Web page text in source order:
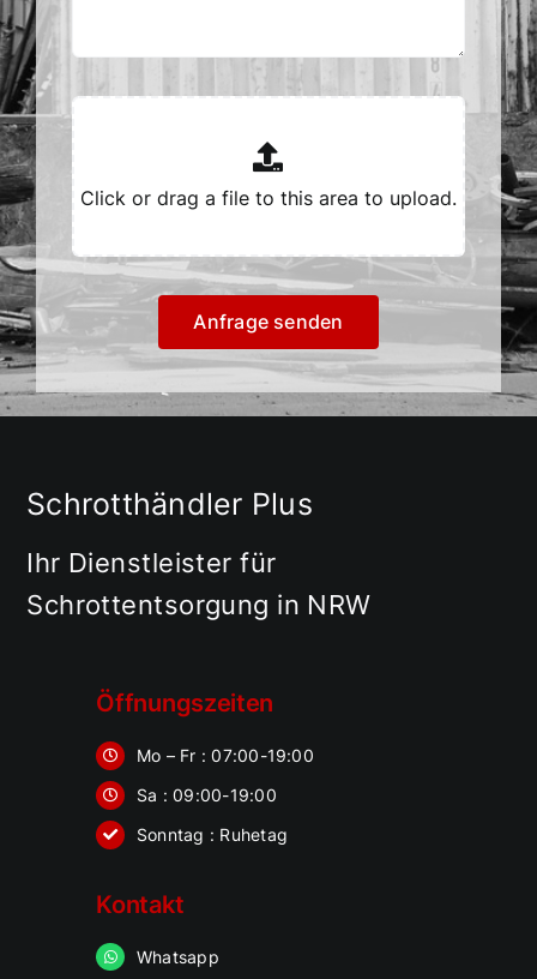
Anfrage senden
Schrotthändler Plus
Ihr Dienstleister für
Schrottentsorgung in NRW
Öffnungszeiten
Mo – Fr : 07:00-19:00
Sa : 09:00-19:00
Sonntag : Ruhetag
Kontakt
Whatsapp